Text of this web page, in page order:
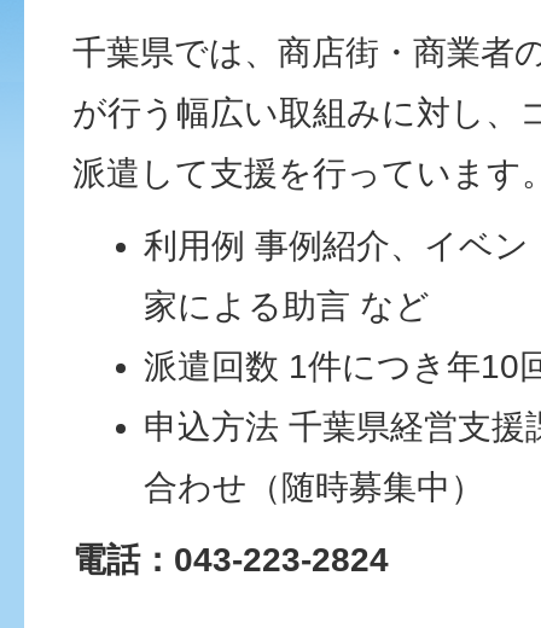
千葉県では、商店街・商業者
が行う幅広い取組みに対し、
派遣して支援を行っています
利用例 事例紹介、イベ
家による助言 など
派遣回数 1件につき年10
申込方法 千葉県経営支
合わせ（随時募集中）
電話：043-223-2824